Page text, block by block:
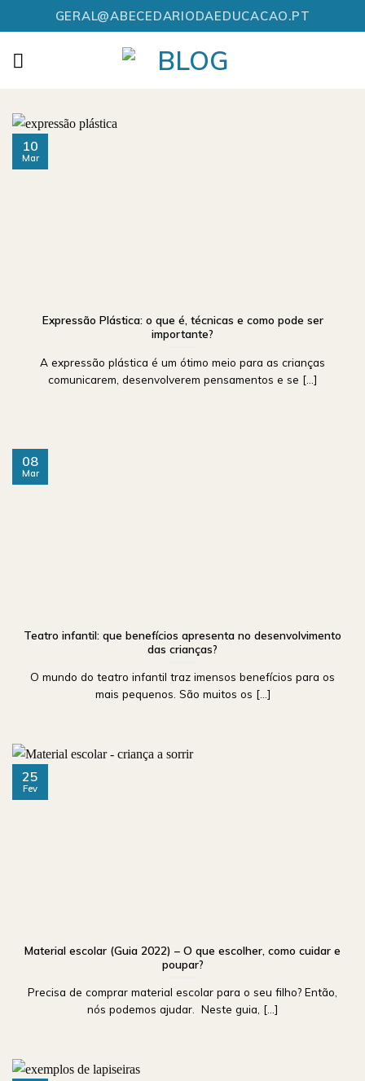
to
content
GERAL@ABECEDARIODAEDUCACAO.PT
Expressão Plástica: o que é, técnicas e como pode ser
importante?
A expressão plástica é um ótimo meio para as crianças
comunicarem, desenvolverem pensamentos e se [...]
10
Mar
Teatro infantil: que benefícios apresenta no desenvolvimento
das crianças?
O mundo do teatro infantil traz imensos benefícios para os
mais pequenos. São muitos os [...]
08
Mar
Material escolar (Guia 2022) – O que escolher, como cuidar e
poupar?
Precisa de comprar material escolar para o seu filho? Então,
nós podemos ajudar. Neste guia, [...]
25
Fev